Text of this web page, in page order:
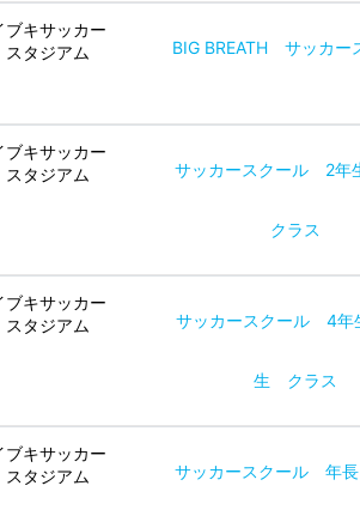
ブキサッカー
スタジアム
BIG BREATH サッカー
ブキサッカー
スタジアム
サッカースクール 2年
クラス
ブキサッカー
スタジアム
サッカースクール 4年
生 クラス
ブキサッカー
スタジアム
サッカースクール 年